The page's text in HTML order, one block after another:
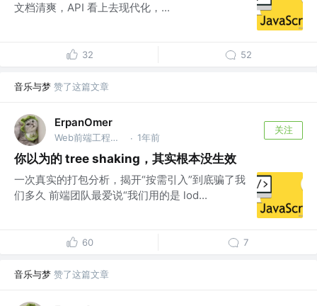
文档清爽，API 看上去现代化，...
32 52
音乐与梦 赞了这篇文章
ErpanOmer
Web前端工程师 @跨境 · 1年前
关注
你以为的 tree shaking，其实根本没生效
一次真实的打包分析，揭开“按需引入”到底骗了我
们多久 前端团队最爱说“我们用的是 lod...
60 7
音乐与梦 赞了这篇文章